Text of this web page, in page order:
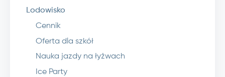
Lodowisko
Cennik
Oferta dla szkół
Nauka jazdy na łyżwach
Ice Party